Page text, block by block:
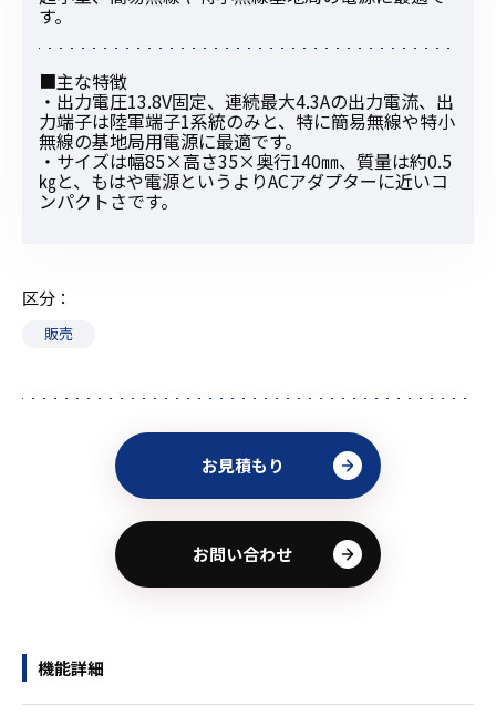
す。
■主な特徴
・出力電圧13.8V固定、連続最大4.3Aの出力電流、出
力端子は陸軍端子1系統のみと、特に簡易無線や特小
無線の基地局用電源に最適です。
・サイズは幅85×高さ35×奥行140㎜、質量は約0.5
㎏と、もはや電源というよりACアダプターに近いコ
ンパクトさです。
区分
販売
お見積もり
お問い合わせ
機能詳細